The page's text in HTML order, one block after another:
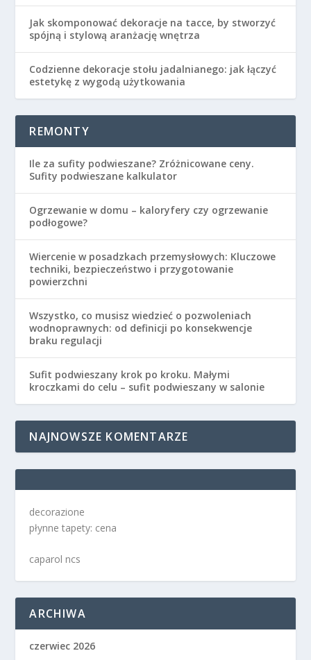
Jak skomponować dekoracje na tacce, by stworzyć
spójną i stylową aranżację wnętrza
Codzienne dekoracje stołu jadalnianego: jak łączyć
estetykę z wygodą użytkowania
REMONTY
Ile za sufity podwieszane? Zróżnicowane ceny.
Sufity podwieszane kalkulator
Ogrzewanie w domu – kaloryfery czy ogrzewanie
podłogowe?
Wiercenie w posadzkach przemysłowych: Kluczowe
techniki, bezpieczeństwo i przygotowanie
powierzchni
Wszystko, co musisz wiedzieć o pozwoleniach
wodnoprawnych: od definicji po konsekwencje
braku regulacji
Sufit podwieszany krok po kroku. Małymi
kroczkami do celu – sufit podwieszany w salonie
NAJNOWSZE KOMENTARZE
decorazione
płynne tapety: cena
caparol ncs
ARCHIWA
czerwiec 2026